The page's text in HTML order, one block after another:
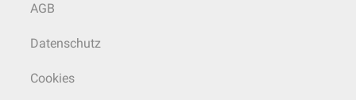
AGB
Datenschutz
Cookies